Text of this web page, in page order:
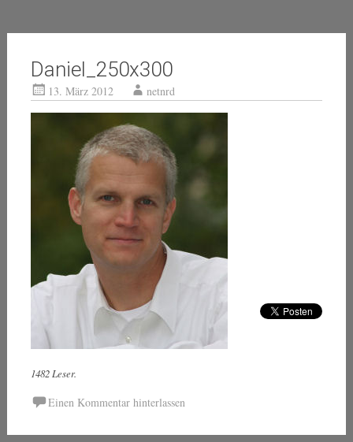
Daniel_250x300
13. März 2012 netnrd
1482 Leser.
Einen Kommentar hinterlassen